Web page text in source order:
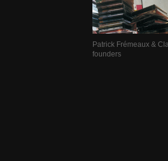
Patrick Frémeaux &
founders